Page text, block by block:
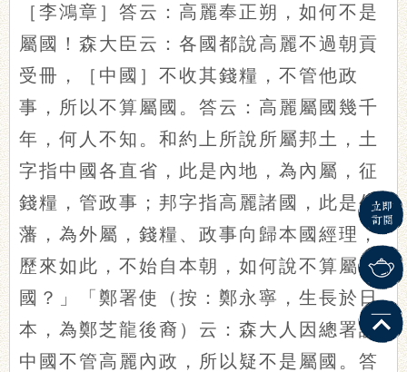
［李鴻章］答云：高麗奉正朔，如何不是
屬國！森大臣云：各國都說高麗不過朝貢
受冊，［中國］不收其錢糧，不管他政
事，所以不算屬國。答云：高麗屬國幾千
年，何人不知。和約上所說所屬邦土，土
字指中國各直省，此是內地，為內屬，征
錢糧，管政事；邦字指高麗諸國，此是外
藩，為外屬，錢糧、政事向歸本國經理，
歷來如此，不始自本朝，如何說不算屬
國？」「鄭署使（按：鄭永寧，生長於日
本，為鄭芝龍後裔）云：森大人因總署說
中國不管高麗內政，所以疑不是屬國。答